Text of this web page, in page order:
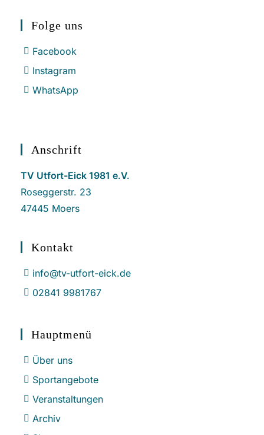
Folge uns
Facebook
Instagram
WhatsApp
Anschrift
TV Utfort-Eick 1981 e.V.
Roseggerstr. 23
47445 Moers
Kontakt
info@tv-utfort-eick.de
02841 9981767
Hauptmenü
Über uns
Sportangebote
Veranstaltungen
Archiv